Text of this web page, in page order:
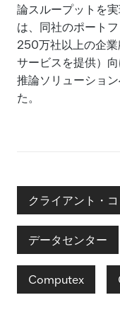
論スループットを
は、同社のポート
250万社以上の企
サービスを提供）
推論ソリューショ
た。
クライアント・
データセンター
Computex